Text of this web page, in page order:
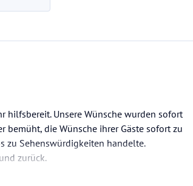
hilfsbereit. Unsere Wünsche wurden sofort
die Wünsche ihrer Gäste sofort zu
zu Sehenswürdigkeiten handelte.
zurück.